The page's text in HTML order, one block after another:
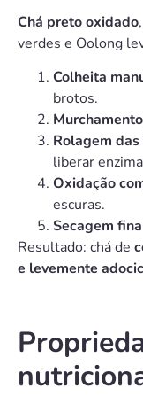
Chá preto oxidado
verdes e Oolong
Colheita
brotos.
Murchamento
Rolagem
liberar
Oxidação
escuras.
Secagem
Resultado: chá de
e levemente